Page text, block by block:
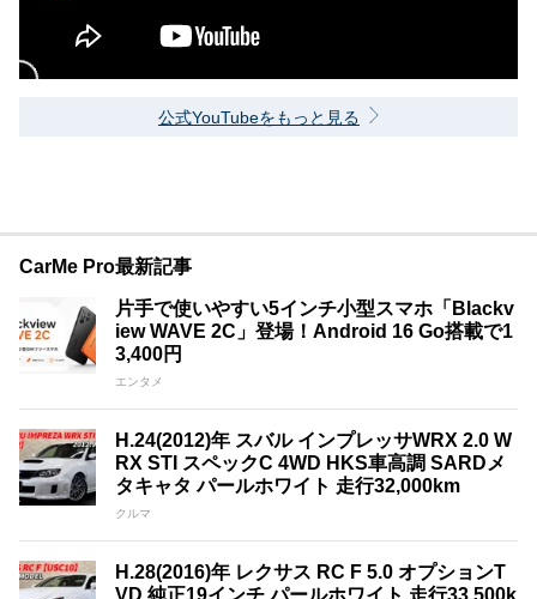
公式YouTubeをもっと見る
CarMe Pro最新記事
片手で使いやすい5インチ小型スマホ「Blackv
iew WAVE 2C」登場！Android 16 Go搭載で1
3,400円
エンタメ
H.24(2012)年 スバル インプレッサWRX 2.0 W
RX STI スペックC 4WD HKS車高調 SARDメ
タキャタ パールホワイト 走行32,000km
クルマ
H.28(2016)年 レクサス RC F 5.0 オプションT